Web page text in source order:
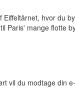
hvor du
Paris' mange flotte
vil du modtage din